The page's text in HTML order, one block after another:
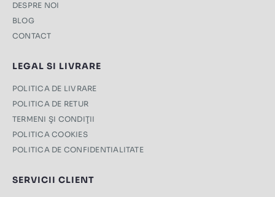
DESPRE NOI
BLOG
CONTACT
LEGAL SI LIVRARE
POLITICA DE LIVRARE
POLITICA DE RETUR
TERMENI ŞI CONDIŢII
POLITICA COOKIES
POLITICA DE CONFIDENTIALITATE
SERVICII CLIENT